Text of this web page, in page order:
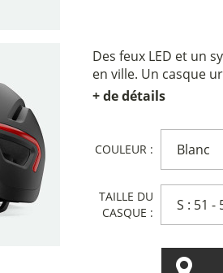
Des feux LED et un
en ville. Un casque
+ de détails
COULEUR :
TAILLE DU
CASQUE :